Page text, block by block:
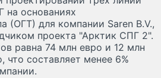
на основаниях
(ОГТ) для компании Saren B.V.,
проекта "Арктик СПГ 2".
равна 74 млн евро и 12 млн
что составляет менее 6%